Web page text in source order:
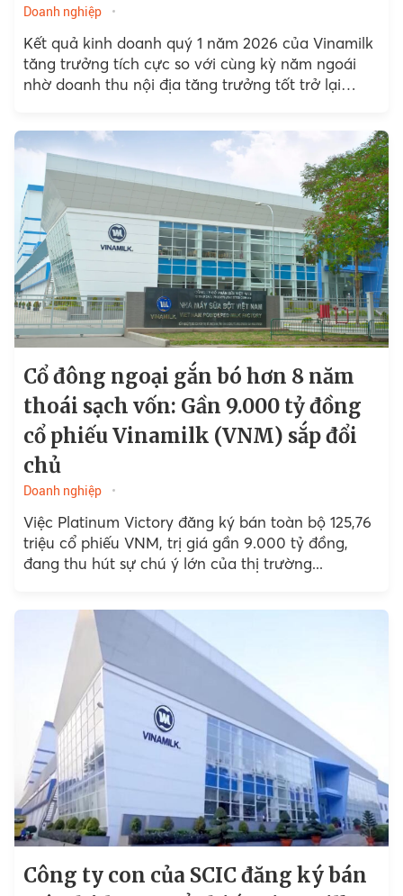
Doanh nghiệp
Kết quả kinh doanh quý 1 năm 2026 của Vinamilk
tăng trưởng tích cực so với cùng kỳ năm ngoái
nhờ doanh thu nội địa tăng trưởng tốt trở lại
Cổ đông ngoại gắn bó hơn 8 năm
thoái sạch vốn: Gần 9.000 tỷ đồng
cổ phiếu Vinamilk (VNM) sắp đổi
chủ
Doanh nghiệp
Việc Platinum Victory đăng ký bán toàn bộ 125,76
triệu cổ phiếu VNM, trị giá gần 9.000 tỷ đồng,
đang thu hút sự chú ý lớn của thị trường...
Công ty con của SCIC đăng ký bán